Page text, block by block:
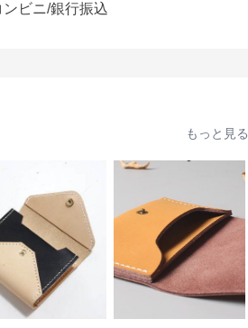
ンビニ/銀行振込
もっと見る